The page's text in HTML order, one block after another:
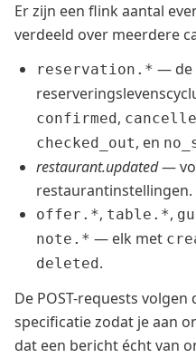
Er zijn een flink aantal
verdeeld over meerdere
reservation.* — de
confirmed,
checked_out, en
restaurant.updated—
restaurantinstellingen.
offer.*, table.*,
note.* — elk met
deleted.
De POST-requests volgen
specificatie zodat je aan
dat een bericht écht van